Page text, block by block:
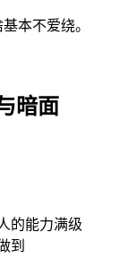
本不爱绕。
暗面
的能力满级
到